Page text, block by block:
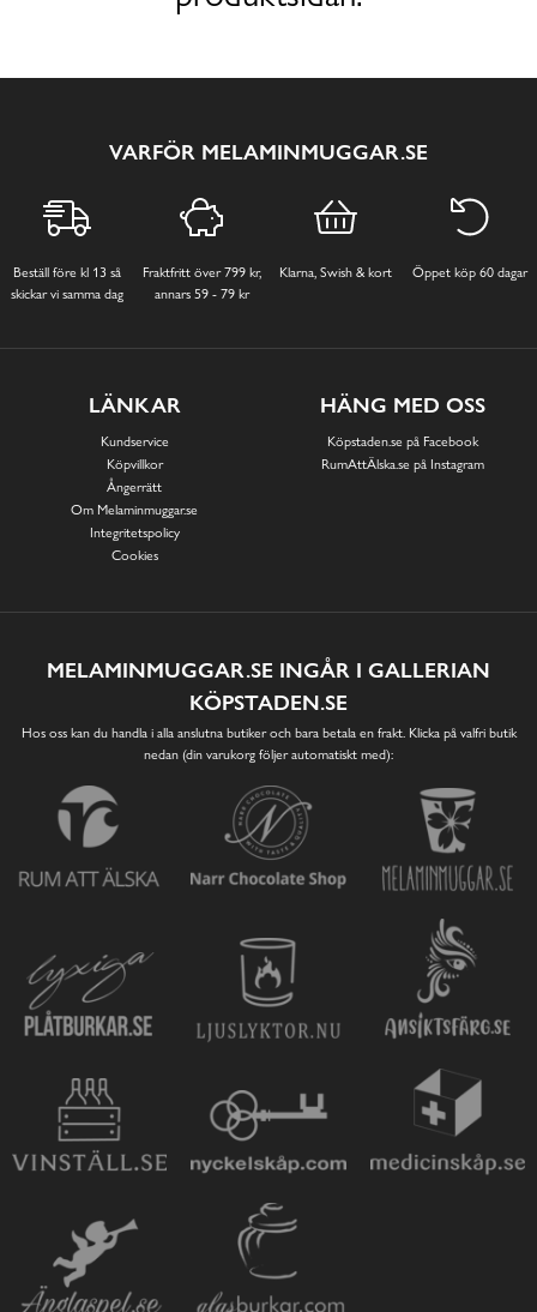
VARFÖR MELAMINMUGGAR.SE
Beställ före kl 13 så
skickar vi samma dag
Fraktfritt över 799 kr,
annars 59 - 79 kr
Klarna, Swish & kort Öppet köp 60 dagar
LÄNKAR
Kundservice
Köpvillkor
Ångerrätt
Om Melaminmuggar.se
Integritetspolicy
Cookies
HÄNG MED OSS
Köpstaden.se på Facebook
RumAttÄlska.se på Instagram
MELAMINMUGGAR.SE INGÅR I GALLERIAN
KÖPSTADEN.SE
Hos oss kan du handla i alla anslutna butiker och bara betala en frakt. Klicka på valfri butik
nedan (din varukorg följer automatiskt med):